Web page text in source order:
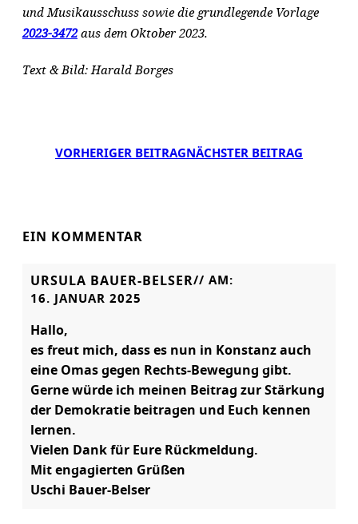
und Musikausschuss sowie die grundlegende Vorlage
2023-3472aus dem Oktober 2023.
Text & Bild: Harald Borges
VORHERIGER BEITRAG NÄCHSTER BEITRAG
EIN KOMMENTAR
URSULA BAUER-BELSER// AM:
16. JANUAR 2025
Hallo,
es freut mich, dass es nun in Konstanz auch
eine Omas gegen Rechts-Bewegung gibt.
Gerne würde ich meinen Beitrag zur Stärkung
der Demokratie beitragen und Euch kennen
lernen.
Vielen Dank für Eure Rückmeldung.
Mit engagierten Grüßen
Uschi Bauer-Belser